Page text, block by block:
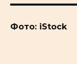
Фото: iStock